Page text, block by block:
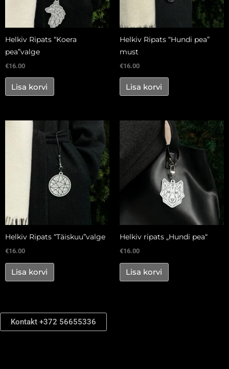
Helkiv Ripats “Koera
pea”valge
€16.00
Lisa korvi
Helkiv Ripats “Hundi pea”
must
€16.00
Lisa korvi
Helkiv Ripats “Täiskuu”valge
€16.00
Lisa korvi
Helkiv ripats „Hundi pea“
€16.00
Lisa korvi
Kontakt +372 56655336